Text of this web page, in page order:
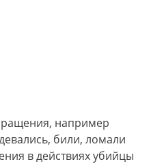
например
били, ломали
в действиях убийцы